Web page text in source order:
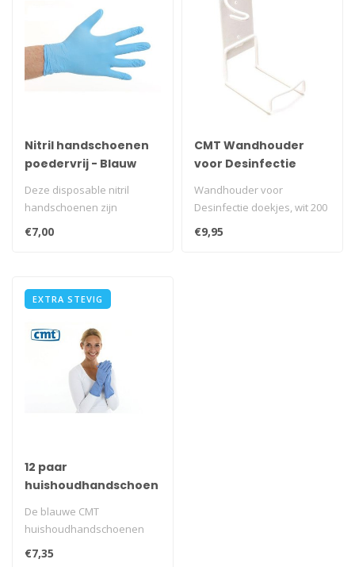
Nitril handschoenen
poedervrij - Blauw
Deze disposable nitril
handschoenen zijn
onpoederd en vormen een
goed alternatie..
€7,00
CMT Wandhouder
voor Desinfectie
Wandhouder voor
Desinfectie doekjes, wit 200
stuks
€9,95
EXTRA STEVIG
12 paar
huishoudhandschoen
extra stevig rubber
food approved blauw
De blauwe CMT
huishoudhandschoenen
zijn gemaakt van extra
€7,35